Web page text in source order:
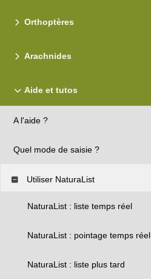
Orthoptères
Arachnides
Aide et tutos
A l'aide ?
Quel mode de saisie ?
Utiliser NaturaList
NaturaList : liste temps réel
NaturaList : pointage temps réel
NaturaList : liste plus tard